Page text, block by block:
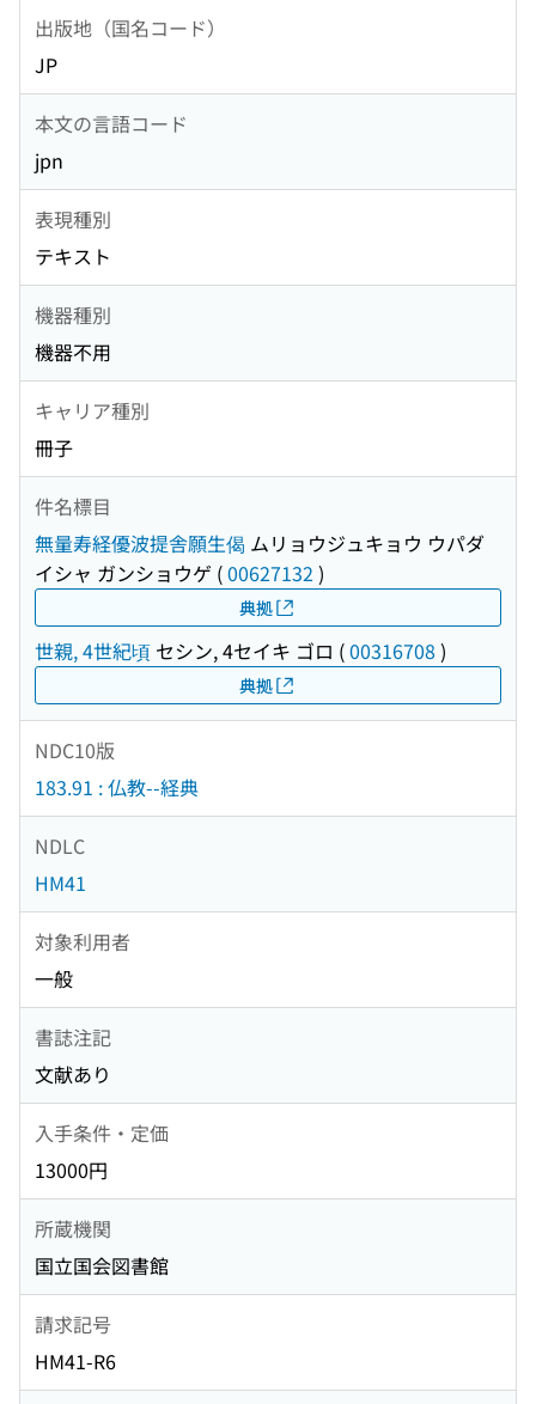
出版地（国名コード）
JP
本文の言語コード
jpn
表現種別
テキスト
機器種別
機器不用
キャリア種別
冊子
件名標目
無量寿経優波提舎願生偈 ムリョウジュキョウ ウパダ
イシャ ガンショウゲ (00627132 )
典拠
世親, 4世紀頃 セシン, 4セイキ ゴロ (00316708 )
典拠
NDC10版
183.91 : 仏教--経典
NDLC
HM41
対象利用者
一般
書誌注記
文献あり
入手条件・定価
13000円
所蔵機関
国立国会図書館
請求記号
HM41-R6